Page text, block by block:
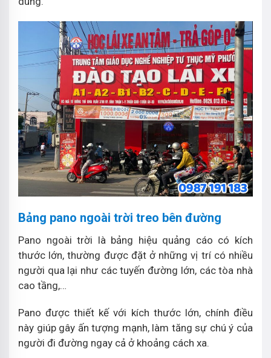
Bảng pano ngoài trời treo bên đường
Pano ngoài trời là bảng hiệu quảng cáo có kích
thước lớn, thường được đặt ở những vị trí có nhiều
người qua lại như các tuyến đường lớn, các tòa nhà
cao tầng,…
Pano được thiết kế với kích thước lớn, chính điều
này giúp gây ấn tượng mạnh, làm tăng sự chú ý của
người đi đường ngay cả ở khoảng cách xa.